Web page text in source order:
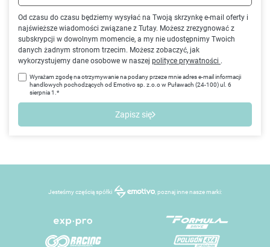
Od czasu do czasu będziemy wysyłać na Twoją skrzynkę e-mail oferty i
najświeższe wiadomości związane z Tutay. Możesz zrezygnować z
subskrypcji w dowolnym momencie, a my nie udostępnimy Twoich
danych żadnym stronom trzecim. Możesz zobaczyć, jak
wykorzystujemy dane osobowe w naszej polityce prywatności .
Wyrażam zgodę na otrzymywanie na podany przeze mnie adres e-mail informacji
handlowych pochodzących od Emotivo sp. z.o.o w Puławach (24-100) ul. 6
sierpnia 1.*
Zapisz się
Jesteśmy częścią spółki , poznaj inne nasze marki: